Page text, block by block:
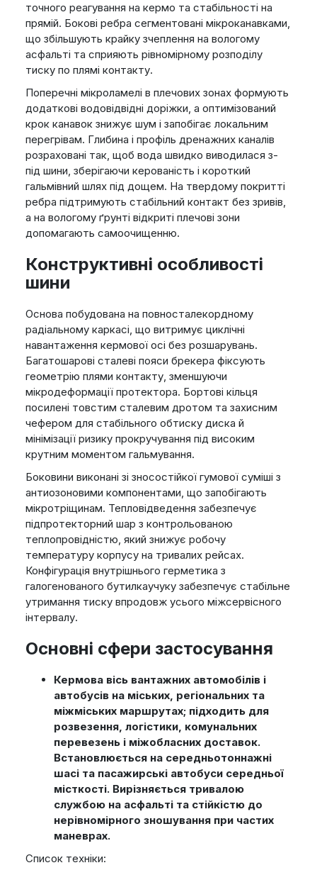
точного реагування на кермо та стабільності на
прямій. Бокові ребра сегментовані мікроканавками,
що збільшують крайку зчеплення на вологому
асфальті та сприяють рівномірному розподілу
тиску по плямі контакту.
Поперечні мікроламелі в плечових зонах формують
додаткові водовідвідні доріжки, а оптимізований
крок канавок знижує шум і запобігає локальним
перегрівам. Глибина і профіль дренажних каналів
розраховані так, щоб вода швидко виводилася з-
під шини, зберігаючи керованість і короткий
гальмівний шлях під дощем. На твердому покритті
ребра підтримують стабільний контакт без зривів,
а на вологому ґрунті відкриті плечові зони
допомагають самоочищенню.
Конструктивні особливості
шини
Основа побудована на повносталекордному
радіальному каркасі, що витримує циклічні
навантаження кермової осі без розшарувань.
Багатошарові сталеві пояси брекера фіксують
геометрію плями контакту, зменшуючи
мікродеформації протектора. Бортові кільця
посилені товстим сталевим дротом та захисним
чефером для стабільного обтиску диска й
мінімізації ризику прокручування під високим
крутним моментом гальмування.
Боковини виконані зі зносостійкої гумової суміші з
антиозоновими компонентами, що запобігають
мікротріщинам. Тепловідведення забезпечує
підпротекторний шар з контрольованою
теплопровідністю, який знижує робочу
температуру корпусу на тривалих рейсах.
Конфігурація внутрішнього герметика з
галогенованого бутилкаучуку забезпечує стабільне
утримання тиску впродовж усього міжсервісного
інтервалу.
Основні сфери застосування
Кермова вісь вантажних автомобілів і
автобусів на міських, регіональних та
міжміських маршрутах; підходить для
розвезення, логістики, комунальних
перевезень і міжобласних доставок.
Встановлюється на середньотоннажні
шасі та пасажирські автобуси середньої
місткості. Вирізняється тривалою
службою на асфальті та стійкістю до
нерівномірного зношування при частих
маневрах.
Список техніки: